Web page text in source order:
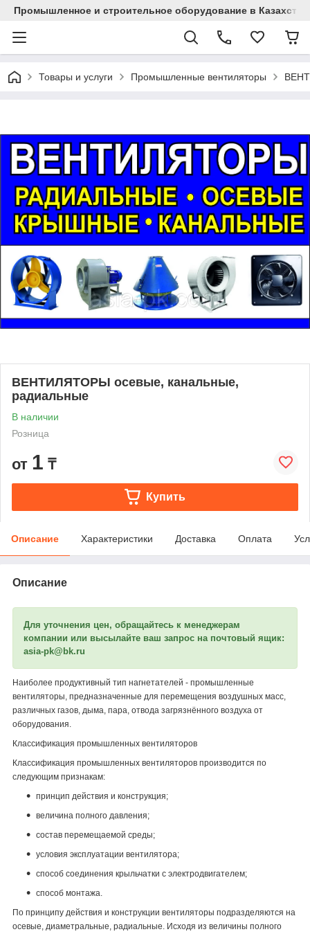
Промышленное и строительное оборудование в
Товары и услуги Промышленные вентиляторы
ВЕНТИЛЯТОРЫ осевые, канальные,
радиальные
В наличии
Розница
от 1 ₸
Купить
Описание Характеристики Доставка Оплата
Описание
Для уточнения цен, обращайтесь к менеджерам
компании или высылайте ваш запрос на почтовый ящик:
asia-pk@bk.ru
Наиболее продуктивный тип нагнетателей - промышленные
вентиляторы, предназначенные для перемещения воздушных масс,
различных газов, дыма, пара, отвода загрязнённого воздуха от
оборудования.
Классификация промышленных вентиляторов
Классификация промышленных вентиляторов производится по
следующим признакам:
принцип действия и конструкция;
величина полного давления;
состав перемещаемой среды;
условия эксплуатации вентилятора;
способ соединения крыльчатки с электродвигателем;
способ монтажа.
По принципу действия и конструкции вентиляторы подразделяются на
осевые, диаметральные, радиальные. Исходя из величины полного